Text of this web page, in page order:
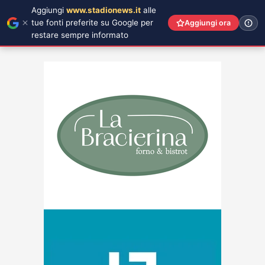
Aggiungi www.stadionews.it alle
tue fonti preferite su Google per
restare sempre informato
Aggiungi ora